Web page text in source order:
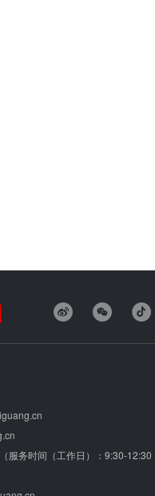
服务时间（工作日）：9:30-12:30